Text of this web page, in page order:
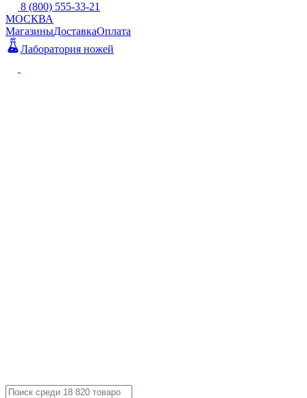
8 (800) 555-33-21
МОСКВА
МагазиныДоставкаОплата
Лаборатория ножей